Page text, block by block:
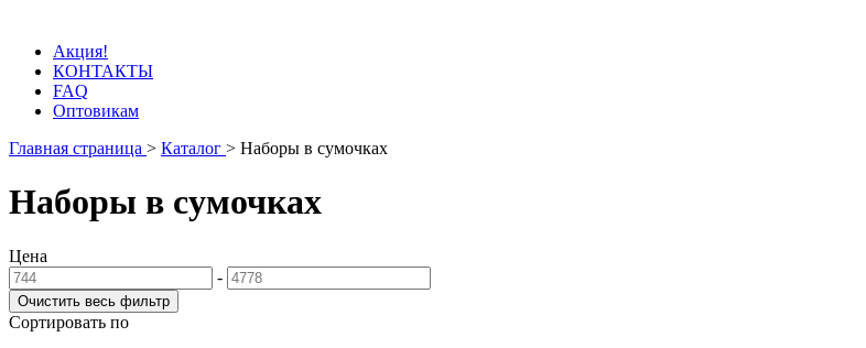
Акция!
КОНТАКТЫ
FAQ
Оптовикам
Главная страница > Каталог > Наборы в сумочках
Наборы в сумочках
Цена
-
Сортировать по